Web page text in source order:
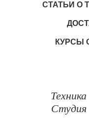
СТАТЬИ О
КУРСЫ
Студия